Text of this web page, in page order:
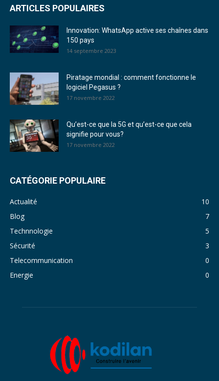
ARTICLES POPULAIRES
Innovation: WhatsApp active ses chaînes dans
150 pays
14 septembre 2023
Piratage mondial : comment fonctionne le
logiciel Pegasus ?
17 novembre 2022
Qu’est-ce que la 5G et qu’est-ce que cela
signifie pour vous?
17 novembre 2022
CATÉGORIE POPULAIRE
Actualité
10
Blog
7
Technnologie
5
Sécurité
3
Telecommunication
0
Energie
0